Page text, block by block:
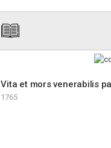
Vita et mors venerabilis
1765